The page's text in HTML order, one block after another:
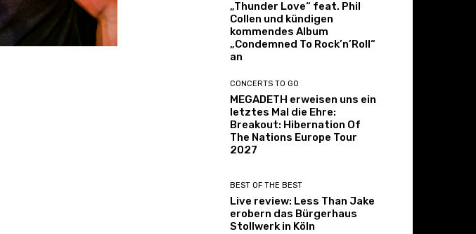
„Thunder Love“ feat. Phil
Collen und kündigen
kommendes Album
„Condemned To Rock’n’Roll“
an
CONCERTS TO GO
MEGADETH erweisen uns ein
letztes Mal die Ehre:
Breakout: Hibernation Of
The Nations Europe Tour
2027
BEST OF THE BEST
Live review: Less Than Jake
erobern das Bürgerhaus
Stollwerk in Köln